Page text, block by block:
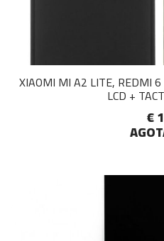
XIAOMI MI A2 LITE, REDMI
LCD +
€